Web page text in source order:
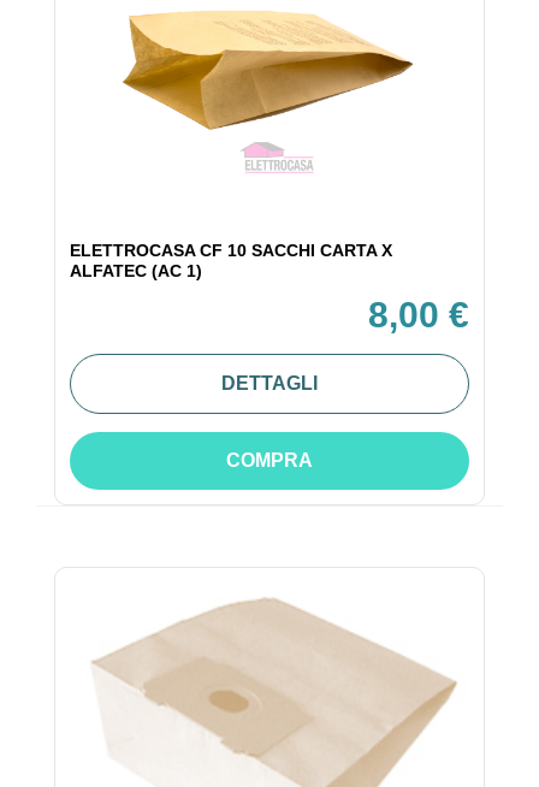
ELETTROCASA CF 10 SACCHI CARTA X
ALFATEC (AC 1)
8,00 €
DETTAGLI
COMPRA